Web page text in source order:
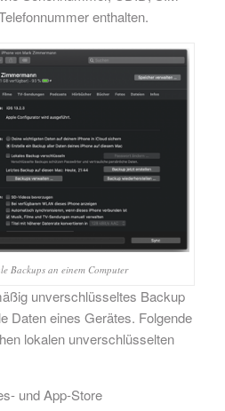
enthalten.
Backups an einem Computer
unverschlüsseltes Backup
Daten eines Gerätes. Folgende
lokalen unverschlüsselten
und App-Store